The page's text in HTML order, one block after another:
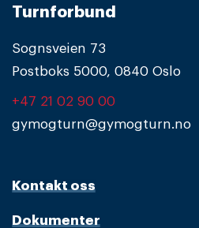
Turnforbund
Sognsveien 73
Postboks 5000, 0840 Oslo
+47 21 02 90 00
gymogturn@gymogturn.no
Kontakt oss
Dokumenter